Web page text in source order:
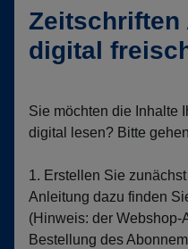
Zeitschriften
digital
Sie möchten die Inhalte
digital lesen? Bitte
1. Erstellen Sie
Anleitung dazu finden
(Hinweis: der Webshop-
Bestellung des